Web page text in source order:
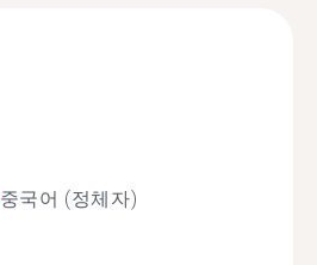
중국어 (정체자)